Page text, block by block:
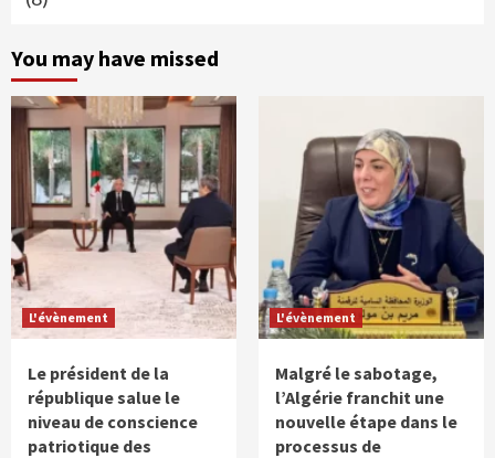
You may have missed
L'évènement
Le président de la
république salue le
niveau de conscience
patriotique des
L'évènement
Malgré le sabotage,
l’Algérie franchit une
nouvelle étape dans le
processus de